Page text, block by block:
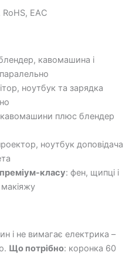
RoHS, EAC
кавомашина і
ноутбук та зарядка
кавомашини плюс блендер
ноутбук доповідача
класу: фен, щипці і
і не вимагає електрика –
Що потрібно: коронка 60